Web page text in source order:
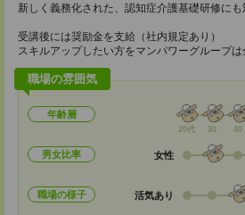
新しく義務化された、認知症介護基礎研修にも
受講後には奨励金を支給（社内規定あり）
スキルアップしたい方をマンパワーグループは
職場の雰囲気
年齢層
20代 30 40
男女比率 女性
職場の様子 活気あり